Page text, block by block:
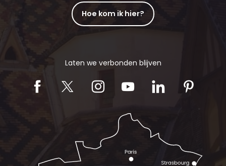
Hoe kom ik hier?
Laten we verbonden blijven